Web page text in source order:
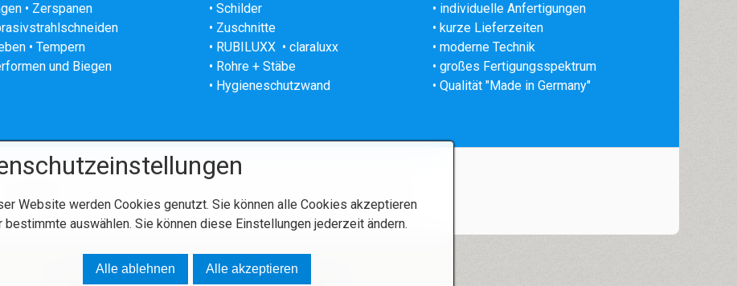
• Zerspanen
• Tempern
und Biegen
• Schilder
• Zuschnitte
• RUBILUXX • claraluxx
• Rohre + Stäbe
• Hygieneschutzwand
• individuelle Anfertigungen
• kurze Lieferzeiten
• moderne Technik
• großes Fertigungsspektrum
• Qualität "Made in Germany"
Startseite Kontakt Impressum Datenschutz
Website werden Cookies genutzt. Sie können alle Cookies akzeptieren
bestimmte auswählen. Sie können diese Einstellungen jederzeit ändern.
Alle ablehnen Alle akzeptieren